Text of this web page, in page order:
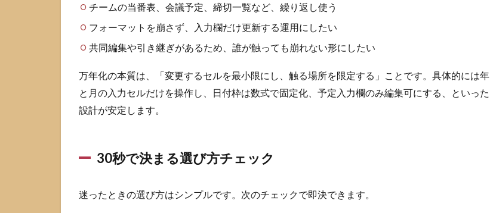
作る
2.3
と週
始曜
日を
変更
する
関
エ
チームの当番表、会議予定、締切一覧など、繰り返し使う
フォーマットを崩さず、入力欄だけ更新する運用にしたい
共同編集や引き継ぎがあるため、誰が触っても崩れない形にしたい
万年化の本質は、「変更するセルを最小限にし、触る場所を限定する」ことです。具体的には年
と月の入力セルだけを操作し、日付枠は数式で固定化、予定入力欄のみ編集可にする、といった
設計が安定します。
30秒で決まる選び方チェック
迷ったときの選び方はシンプルです。次のチェックで即決できます。